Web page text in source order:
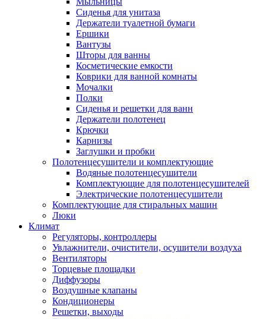
Сиденья для унитаза
Держатели туалетной бумаги
Ершики
Вантузы
Шторы для ванны
Косметические емкости
Коврики для ванной комнаты
Мочалки
Полки
Сиденья и решетки для ванн
Держатели полотенец
Крючки
Карнизы
Заглушки и пробки
Полотенцесушители и комплектующие
Водяные полотенцесушители
Комплектующие для полотенцесушителей
Электрические полотенцесушители
Комплектующие для стиральных машин
Люки
Климат
Регуляторы, контроллеры
Увлажнители, очистители, осушители воздуха
Вентиляторы
Торцевые площадки
Диффузоры
Воздушные клапаны
Кондиционеры
Решетки, выходы